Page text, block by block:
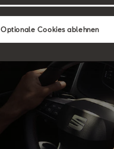
Optionale Cookies ablehnen